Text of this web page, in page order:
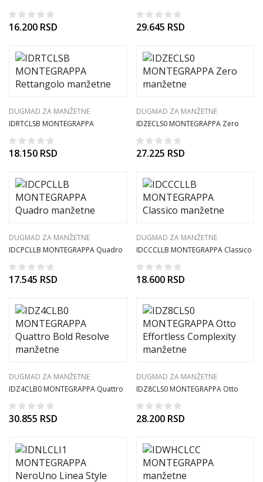
16.200 RSD 29.645 RSD
DUGMAD ZA MANŽETNE
IDRTCLSB MONTEGRAPPA
Rettangolo manžetne
18.150 RSD
DUGMAD ZA MANŽETNE
IDZECLS0 MONTEGRAPPA Zero
manžetne
27.225 RSD
DUGMAD ZA MANŽETNE
IDCPCLLB MONTEGRAPPA Quadro
manžetne
17.545 RSD
DUGMAD ZA MANŽETNE
IDCCCLLB MONTEGRAPPA Classico
manžetne
18.600 RSD
DUGMAD ZA MANŽETNE
IDZ4CLB0 MONTEGRAPPA Quattro
Bold Resolve manžetne
30.855 RSD
DUGMAD ZA MANŽETNE
IDZ8CLS0 MONTEGRAPPA Otto
Effortless Complexity manžetne
28.200 RSD